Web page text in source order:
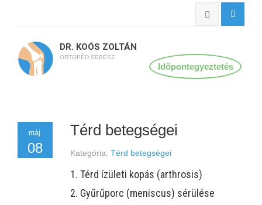
DR. KOÓS ZOLTÁN
ORTOPÉD SEBÉSZ
Időpontegyeztetés
máj.
08
Térd betegségei
Kategória: Térd betegségei
1. Térd ízületi kopás (arthrosis)
2. Gyűrűporc (meniscus) sérülése